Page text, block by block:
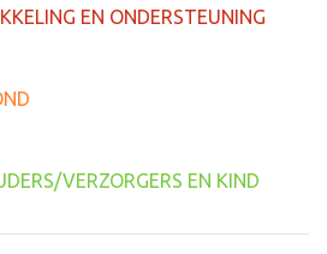
EN ONDERSTEUNING
VERZORGERS EN KIND